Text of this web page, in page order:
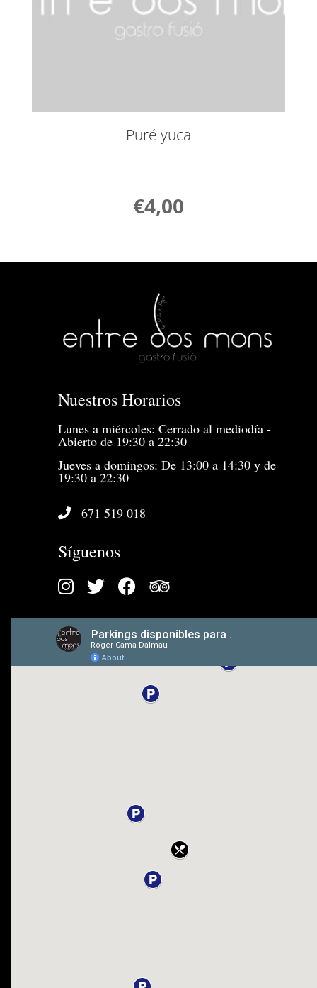
Puré yuca
€4,00
Nuestros Horarios
Lunes a miércoles: Cerrado al mediodía -
Abierto de 19:30 a 22:30
Jueves a domingos: De 13:00 a 14:30 y de
19:30 a 22:30
671 519 018
Síguenos